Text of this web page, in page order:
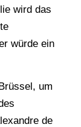
wird das
würde ein
um
de